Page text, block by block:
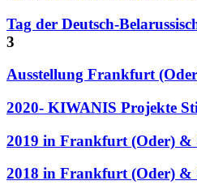
Tag der Deutsch-
3
Ausstellung Frankfurt
2020- KIWANIS Projekte
2019 in Frankfurt (Oder) &
2018 in Frankfurt (Oder) &